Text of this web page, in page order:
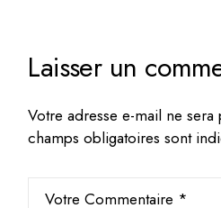
Laisser un
Votre adresse e-mail ne sera
champs obligatoires sont